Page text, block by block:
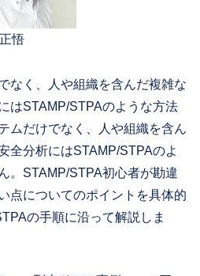
悟
なく、人や組織を含んだ複雑な
はSTAMP/STPAのような方法
ムだけでなく、人や組織を含ん
全分析にはSTAMP/STPAのよ
。STAMP/STPA初心者が勘違
点についてのポイントを具体的
の手順に沿って解説しま